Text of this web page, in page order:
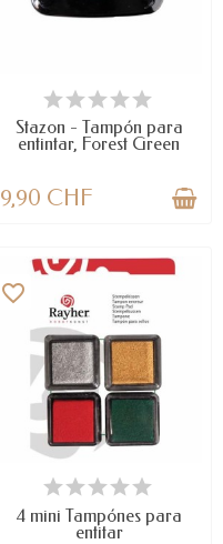
LAST ITEMS IN STOCK
Stazon - Tampón para
entintar, Forest Green
9,90 CHF
DISPONIBLE
favorite_border
4 mini Tampónes para
entitar